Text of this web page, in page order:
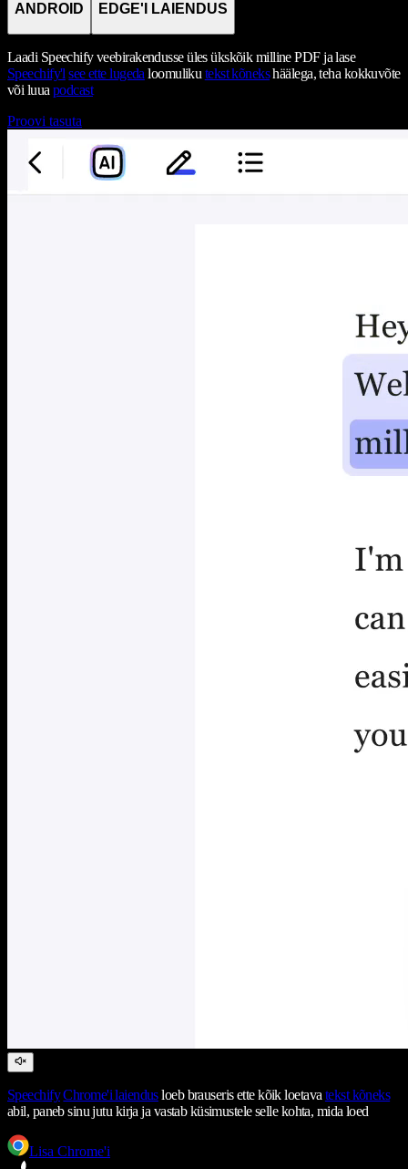
ANDROID EDGE'I LAIENDUS
Laadi Speechify veebirakendusse üles ükskõik milline PDF ja lase
Speechify'l see ette lugeda loomuliku tekst kõnekshäälega, teha kokkuvõte
või luua podcast
Proovi tasuta
Speechify Chrome'i laiendusloeb brauseris ette kõik loetava tekst kõneks
abil, paneb sinu jutu kirja ja vastab küsimustele selle kohta, mida loed
Lisa Chrome'i